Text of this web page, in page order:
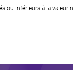
ou inférieurs à la valeur